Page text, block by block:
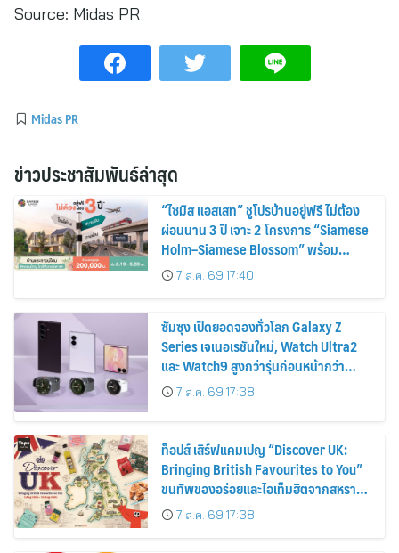
Source: Midas PR
Midas PR
ข่าวประชาสัมพันธ์ล่าสุด
“ไซมิส แอสเสท” ชูโปรบ้านอยู่ฟรี ไม่ต้อง
ผ่อนนาน 3 ปี เจาะ 2 โครงการ “Siamese
Holm–Siamese Blossom” พร้อม
ส่วนลดและสิทธิพิเศษถึง 31 สิงหาคม
2569
7 ส.ค. 69 17:40
ซัมซุง เปิดยอดจองทั่วโลก Galaxy Z
Series เจเนอเรชันใหม่, Watch Ultra2
และ Watch9 สูงกว่ารุ่นก่อนหน้ากว่า
30%7 ส.ค. 69 17:38
ท็อปส์ เสิร์ฟแคมเปญ “Discover UK:
Bringing British Favourites to You”
ขนทัพของอร่อยและไอเท็มฮิตจากสหราช
อาณาจักร ส่งตรงถึงมือตั้งแต่วันนี้ – 18
สิงหาคมนี้
7 ส.ค. 69 17:38